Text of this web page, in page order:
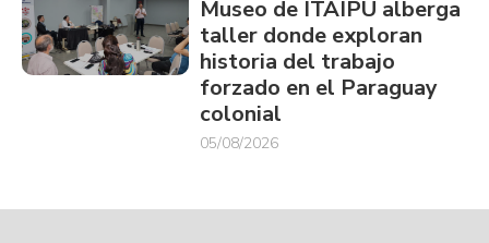
Museo de ITAIPU alberga
taller donde exploran
historia del trabajo
forzado en el Paraguay
colonial
05/08/2026